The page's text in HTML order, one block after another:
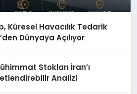
Küresel Havacılık Tedarik
Dünyaya Açılıyor
Stokları İran’ı
Analizi